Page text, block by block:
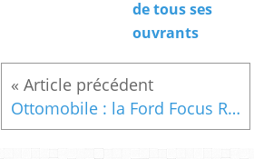
de tous ses
ouvrants
Ottomobile : la Ford Focus RS 2017 sur le banc des nouveautés !